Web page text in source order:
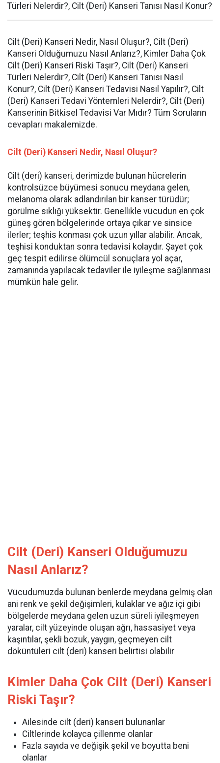
Türleri Nelerdir?, Cilt (Deri) Kanseri Tanısı Nasıl Konur?
Cilt (Deri) Kanseri Nedir, Nasıl Oluşur?, Cilt (Deri)
Kanseri Olduğumuzu Nasıl Anlarız?, Kimler Daha Çok
Cilt (Deri) Kanseri Riski Taşır?, Cilt (Deri) Kanseri
Türleri Nelerdir?, Cilt (Deri) Kanseri Tanısı Nasıl
Konur?, Cilt (Deri) Kanseri Tedavisi Nasıl Yapılır?, Cilt
(Deri) Kanseri Tedavi Yöntemleri Nelerdir?, Cilt (Deri)
Kanserinin Bitkisel Tedavisi Var Mıdır? Tüm Soruların
cevapları makalemizde.
Cilt (Deri) Kanseri Nedir, Nasıl Oluşur?
Cilt (deri) kanseri, derimizde bulunan hücrelerin
kontrolsüzce büyümesi sonucu meydana gelen,
melanoma olarak adlandırılan bir kanser türüdür;
görülme sıklığı yüksektir. Genellikle vücudun en çok
güneş gören bölgelerinde ortaya çıkar ve sinsice
ilerler; teşhis konması çok uzun yıllar alabilir. Ancak,
teşhisi konduktan sonra tedavisi kolaydır. Şayet çok
geç tespit edilirse ölümcül sonuçlara yol açar,
zamanında yapılacak tedaviler ile iyileşme sağlanması
mümkün hale gelir.
Cilt (Deri) Kanseri Olduğumuzu
Nasıl Anlarız?
Vücudumuzda bulunan benlerde meydana gelmiş olan
ani renk ve şekil değişimleri, kulaklar ve ağız içi gibi
bölgelerde meydana gelen uzun süreli iyileşmeyen
yaralar, cilt yüzeyinde oluşan ağrı, hassasiyet veya
kaşıntılar, şekli bozuk, yaygın, geçmeyen cilt
döküntüleri cilt (deri) kanseri belirtisi olabilir
Kimler Daha Çok Cilt (Deri) Kanseri
Riski Taşır?
Ailesinde cilt (deri) kanseri bulunanlar
Ciltlerinde kolayca çillenme olanlar
Fazla sayıda ve değişik şekil ve boyutta beni
olanlar